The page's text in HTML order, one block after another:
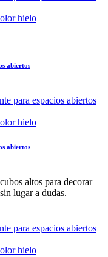
abiertos
abiertos
altos para decorar
lugar a dudas.